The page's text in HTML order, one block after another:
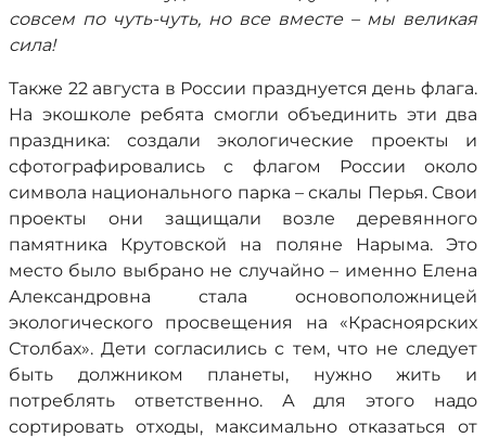
совсем по чуть-чуть, но все вместе – мы великая
сила!
Также 22 августа в России празднуется день флага.
На экошколе ребята смогли объединить эти два
праздника: создали экологические проекты и
сфотографировались с флагом России около
символа национального парка – скалы Перья. Свои
проекты они защищали возле деревянного
памятника Крутовской на поляне Нарыма. Это
место было выбрано не случайно – именно Елена
Александровна стала основоположницей
экологического просвещения на «Красноярских
Столбах». Дети согласились с тем, что не следует
быть должником планеты, нужно жить и
потреблять ответственно. А для этого надо
сортировать отходы, максимально отказаться от